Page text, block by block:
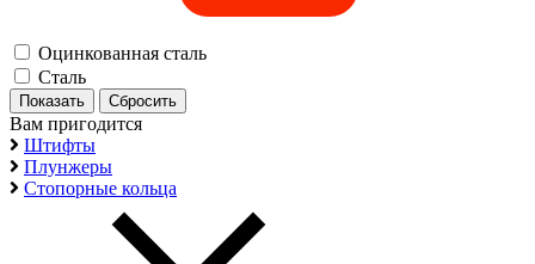
Оцинкованная сталь
Сталь
Вам пригодится
Штифты
Плунжеры
Стопорные кольца